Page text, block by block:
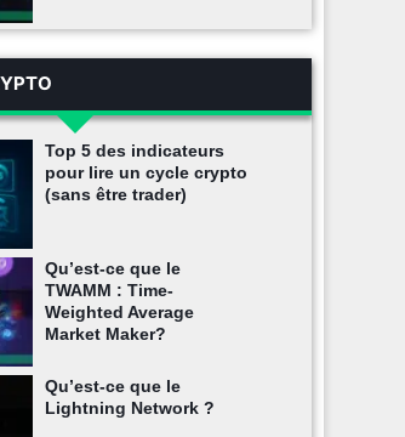
Top 5 des indicateurs
pour lire un cycle crypto
(sans être trader)
Qu’est-ce que le
TWAMM : Time-
Weighted Average
Market Maker?
Qu’est-ce que le
Lightning Network ?